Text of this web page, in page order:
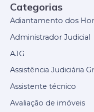
Categorias
Adiantamento dos
Administrador Judicial
AJG
Assistência Judiciária
Assistente técnico
Avaliação de imóveis